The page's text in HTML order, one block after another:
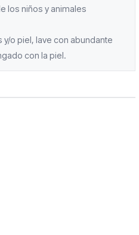
los niños y animales
o piel, lave con abundante
con la piel.